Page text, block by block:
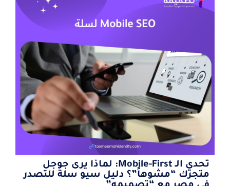
تحدي الـ Mobile-First: لماذا يرى جوجل
متجرك “مشوهاً”؟ دليل سيو سلة للتصدر